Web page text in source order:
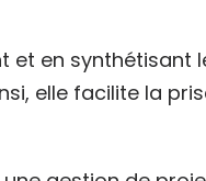
et en synthétisant
elle facilite la